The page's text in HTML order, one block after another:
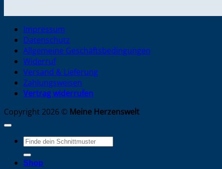
Impressum
Datenschutz
Allgemeine Geschäftsbedingungen
Widerruf
Versand & Lieferung
Zahlungsweisen
Vertrag widerrufen
Copyright 2026 © Meine Herzenswelt
Suche
nach:
Shop